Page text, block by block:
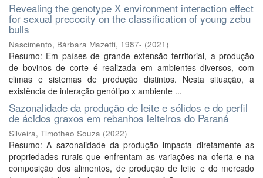
Revealing the genotype X environment interaction effect
for sexual precocity on the classification of young zebu
bulls
Nascimento, Bárbara Mazetti, 1987- (2021)
Resumo: Em países de grande extensão territorial, a produção
de bovinos de corte é realizada em ambientes diversos, com
climas e sistemas de produção distintos. Nesta situação, a
existência de interação genótipo x ambiente ...
Sazonalidade da produção de leite e sólidos e do perfil
de ácidos graxos em rebanhos leiteiros do Paraná
Silveira, Timotheo Souza (2022)
Resumo: A sazonalidade da produção impacta diretamente as
propriedades rurais que enfrentam as variações na oferta e na
composição dos alimentos, de produção de leite e do mercado